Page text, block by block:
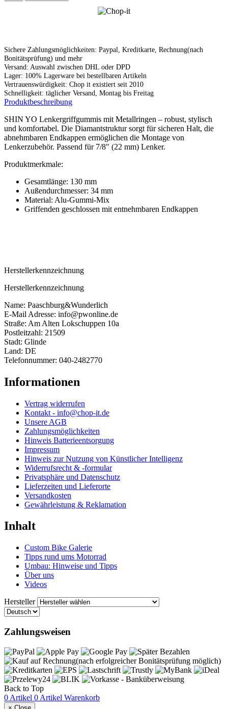
Sichere Zahlungsmöglichkeiten: Paypal, Kreditkarte, Rechnung(nach
Bonitätsprüfung) und mehr
Versand: Auswahl zwischen DHL oder DPD
Lager: 100% Lagerware bei bestellbaren Artikeln
Vertrauenswürdigkeit: Chop it existiert seit 2010
Schnelligkeit: täglicher Versand, Montag bis Freitag
Produktbeschreibung
SHIN YO Lenkergriffgummis mit Metallringen – robust, stylisch
und komfortabel. Die Diamantstruktur sorgt für sicheren Halt, die
abnehmbaren Endkappen ermöglichen die Montage von
Lenkerzubehör. Passend für 7/8" (22 mm) Lenker.
Produktmerkmale:
Gesamtlänge: 130 mm
Außendurchmesser: 34 mm
Material: Alu-Gummi-Mix
Griffenden geschlossen mit entnehmbaren Endkappen
Herstellerkennzeichnung
Herstellerkennzeichnung
Name: Paaschburg&Wunderlich
E-Mail Adresse: info@pwonline.de
Straße: Am Alten Lokschuppen 10a
Postleitzahl: 21509
Stadt: Glinde
Land: DE
Telefonnummer: 040-2482770
Informationen
Vertrag widerrufen
Kontakt - info@chop-it.de
Unsere AGB
Zahlungsmöglichkeiten
Hinweis Batterieentsorgung
Impressum
Hinweis zur Nutzung von Künstlicher Intelligenz
Widerrufsrecht & -formular
Privatsphäre und Datenschutz
Lieferzeiten und Lieferorte
Versandkosten
Gewährleistung & Reklamation
Inhalt
Custom Bike Galerie
Tipps rund ums Motorrad
Umbau: Hinweise und Tipps
Über uns
Videos
Hersteller
Zahlungsweisen
Back to Top
0 Artikel 0 Artikel Warenkorb